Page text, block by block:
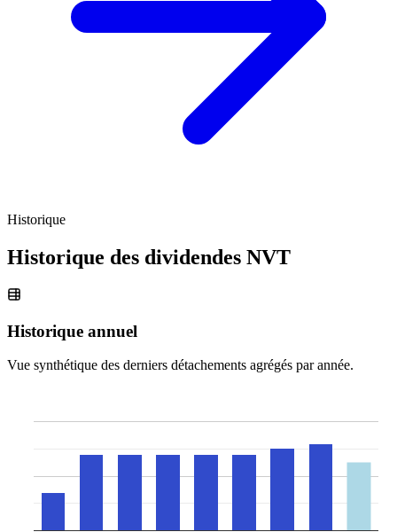
Historique
Historique des dividendes NVT
Historique annuel
Vue synthétique des derniers détachements agrégés par année.